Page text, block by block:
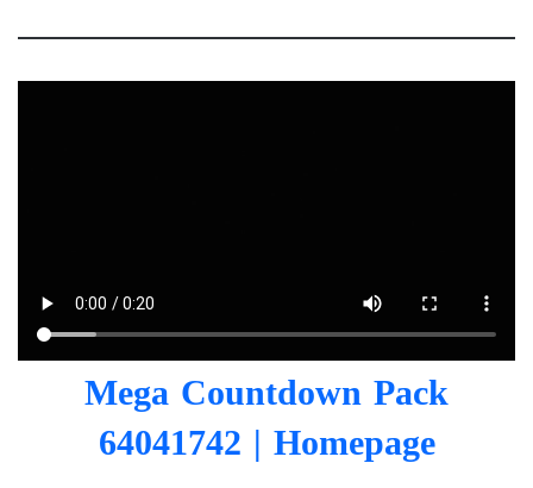
Mega Countdown Pack
64041742 | Homepage